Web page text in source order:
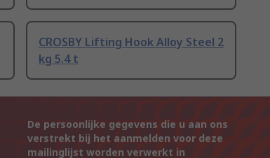
CROSBY Lifting Hook Alloy Steel 2
kg 5.4 t
De persoonlijke gegevens die u aan ons
verstrekt bij het aanmelden voor deze
mailinglijst worden verwerkt in